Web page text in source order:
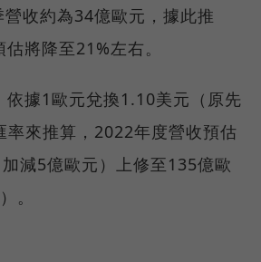
收約為34億歐元，據此推
將降至21%左右。
依據1歐元兌換1.10美元（原先
率來推算，2022年度營收預估
減5億歐元）上修至135億歐
。